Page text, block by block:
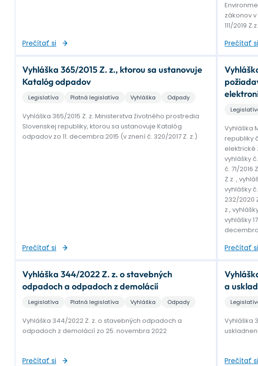
Prečítať si
zákonov
111/2019
Prečítať si
Vyhláška 365/2015 Z. z., ktorou sa ustanovuje
Katalóg odpadov
Legislatíva Platná legislatíva Vyhláška Odpady
Vyhláška 365/2015 Z. z. Ministerstva životného prostredia
Slovenskej republiky, ktorou sa ustanovuje Katalóg
odpadov zo 11. decembra 2015 (v znení č. 320/2017 Z. z.)
Prečítať si
Vyhláška
republiky
elektrické
vyhlášky
č. 71/2016
Z.z. ,
vyhlášky
232/2020
z.,
vyhlášky
decembra
Prečítať si
Vyhláška 344/2022 Z. z. o stavebných
odpadoch a odpadoch z demolácií
Legislatíva Platná legislatíva Vyhláška Odpady
Vyhláška 344/2022 Z. z. o stavebných odpadoch a
odpadoch z demolácií zo 25. novembra 2022
Prečítať si
a
Vyhláška
Prečítať si